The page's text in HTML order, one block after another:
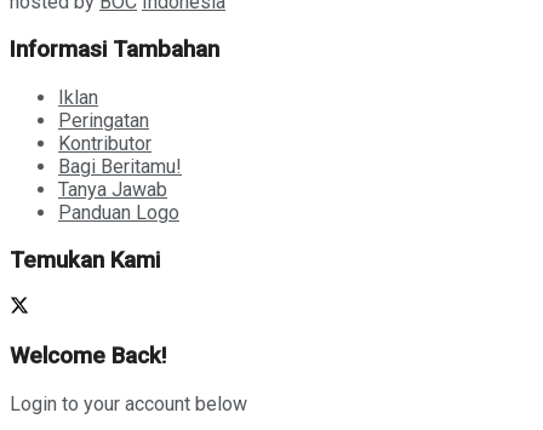
Informasi Tambahan
Iklan
Peringatan
Kontributor
Bagi Beritamu!
Tanya Jawab
Panduan Logo
Temukan Kami
Welcome Back!
Login to your account below